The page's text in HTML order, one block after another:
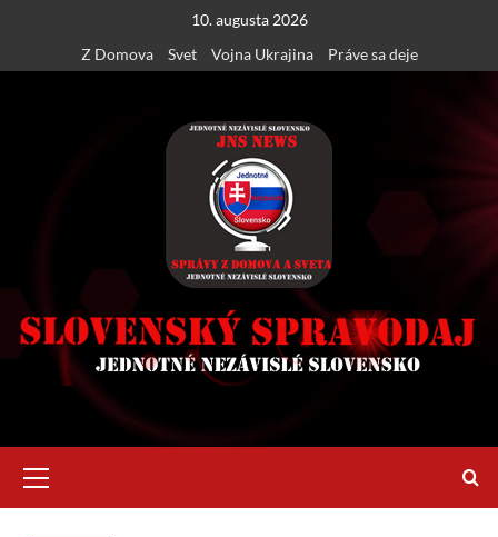
content
10. augusta 2026
Z Domova
Svet Vojna Ukrajina Práve sa deje
Menu